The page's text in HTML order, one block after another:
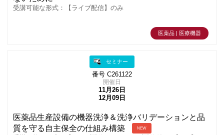
受講可能な形式：【ライブ配信】のみ
医薬品 | 医療機器
セミナー
番号 C261122
開催日
11月26日
12月09日
医薬品生産設備の機器洗浄＆洗浄バリデーションと品
質を守る自主保全の仕組み構築
NEW